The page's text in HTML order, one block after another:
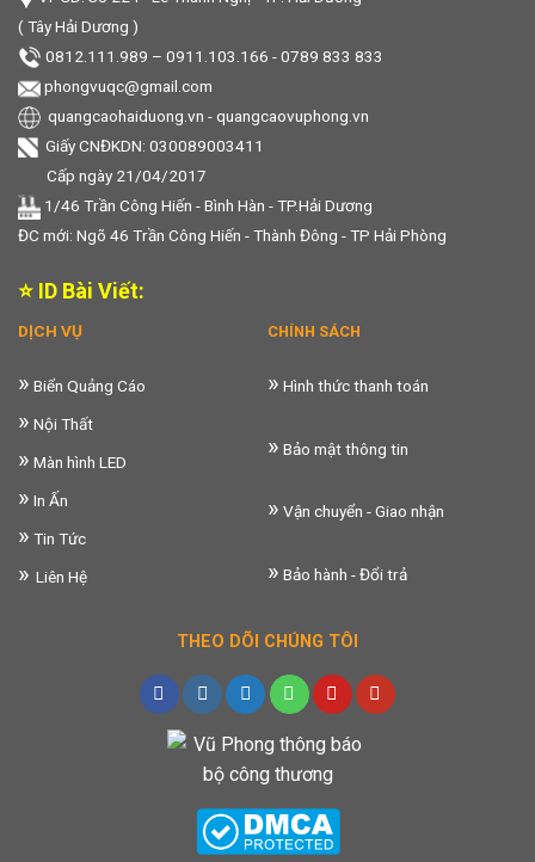
( Tây Hải Dương )
0812.111.989 – 0911.103.166 - 0789 833 833
phongvuqc@gmail.com
quangcaohaiduong.vn -quangcaovuphong.vn
Giấy CNĐKDN: 030089003411
Cấp ngày 21/04/2017
1/46 Trần Công Hiến - Bình Hàn - TP.Hải Dương
ĐC mới: Ngõ 46 Trần Công Hiến - Thành Đông - TP Hải Phòng
⭐ ID Bài Viết:
DỊCH VỤ
» Biển Quảng Cáo
» Nội Thất
» Màn hình LED
» In Ấn
» Tin Tức
» Liên Hệ
CHÍNH SÁCH
» Hình thức thanh toán
» Bảo mật thông tin
» Vận chuyển - Giao nhận
» Bảo hành - Đổi trả
THEO DÕI CHÚNG TÔI